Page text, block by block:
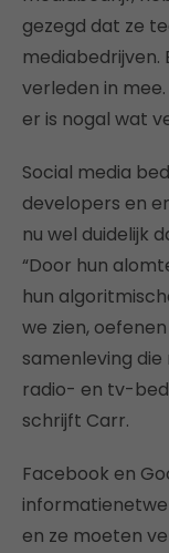
gezegd dat ze
mediabedrijven.
verleden in
er is nogal wat
Social media
developers en
nu wel duidelijk
“Door hun
hun
we zien,
samenleving die
radio- en tv-
schrijft Carr.
Facebook en
en ze moeten